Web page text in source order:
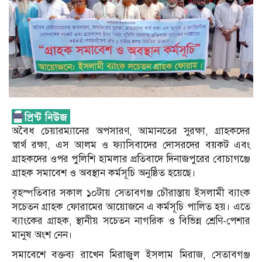
অবৈধ চেয়ারম্যানের অপসারণ, আমানতের সুরক্ষা, গ্রাহকদের
স্বার্থ রক্ষা, এস আলম ও ফ্যাসিবাদের দোসরদের বয়কট এবং
গ্রাহকদের ওপর পুলিশি হামলার প্রতিবাদে দিনাজপুরের বোচাগঞ্জে
গ্রাহক সমাবেশ ও অবস্থান কর্মসূচি অনুষ্ঠিত হয়েছে।
বৃহস্পতিবার সকাল ১০টায় সেতাবগঞ্জ চৌরাস্তায় ইসলামী ব্যাংক
সচেতন গ্রাহক ফোরামের আয়োজনে এ কর্মসূচি পালিত হয়। এতে
ব্যাংকের গ্রাহক, স্থানীয় সচেতন নাগরিক ও বিভিন্ন শ্রেণি-পেশার
মানুষ অংশ নেন।
সমাবেশে বক্তব্য রাখেন মিরাজুল ইসলাম মিরাজ, সেতাবগঞ্জ